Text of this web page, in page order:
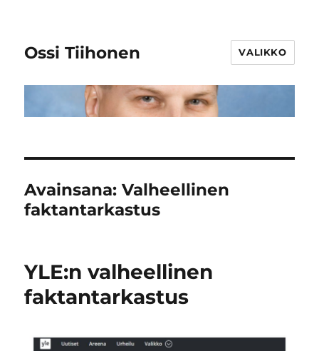
Ossi Tiihonen VALIKKO
Avainsana:Valheellinen
faktantarkastus
YLE:n valheellinen
faktantarkastus